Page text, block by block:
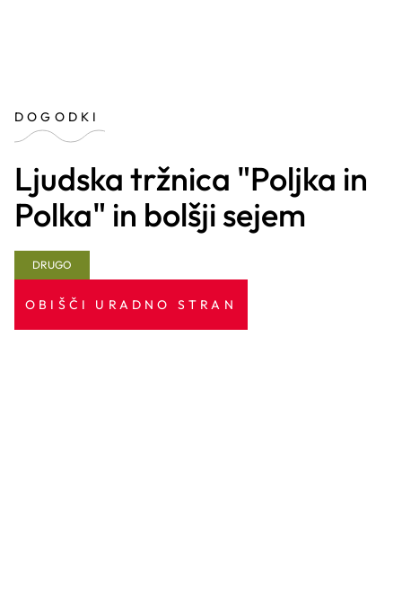
DOGODKI
Ljudska tržnica "Poljka in
Polka" in bolšji sejem
DRUGO
OBIŠČI URADNO STRAN